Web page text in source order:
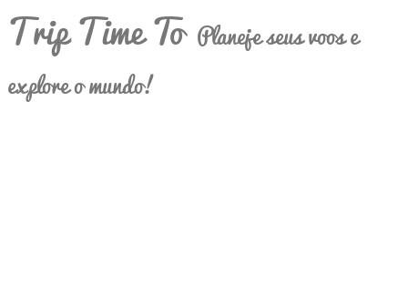
Trip Time To Planeje seus voos e
explore o mundo!